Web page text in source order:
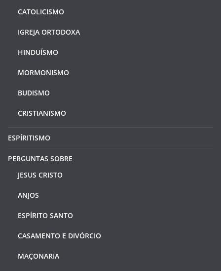
CATOLICISMO
IGREJA ORTODOXA
HINDUÍSMO
MORMONISMO
BUDISMO
CRISTIANISMO
ESPÍRITISMO
PERGUNTAS SOBRE
JESUS CRISTO
ANJOS
ESPÍRITO SANTO
CASAMENTO E DIVÓRCIO
MAÇONARIA